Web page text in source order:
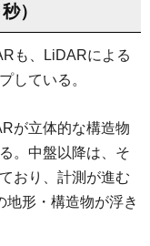
）
も、LiDARによる
している。
が立体的な構造物
。中盤以降は、そ
おり、計測が進む
地形・構造物が浮き